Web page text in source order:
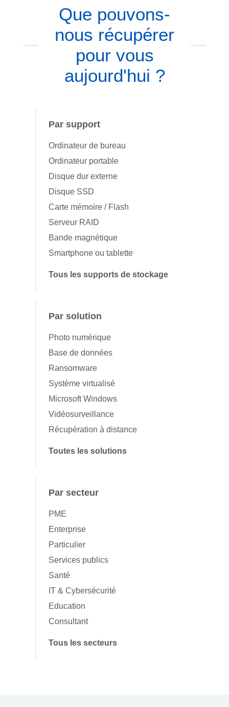
Que pouvons-
nous récupérer
pour vous
aujourd'hui ?
Par support
Ordinateur de bureau
Ordinateur portable
Disque dur externe
Disque SSD
Carte mémoire / Flash
Serveur RAID
Bande magnétique
Smartphone ou tablette
Tous les supports de stockage
Par solution
Photo numérique
Base de données
Ransomware
Système virtualisé
Microsoft Windows
Vidéosurveillance
Récupération à distance
Toutes les solutions
Par secteur
PME
Enterprise
Particulier
Services publics
Santé
IT & Cybersécurité
Education
Consultant
Tous les secteurs